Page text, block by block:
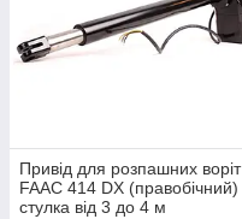
Привід для розпашних воріт
FAAC 414 DX (правобічний)
стулка від 3 до 4 м